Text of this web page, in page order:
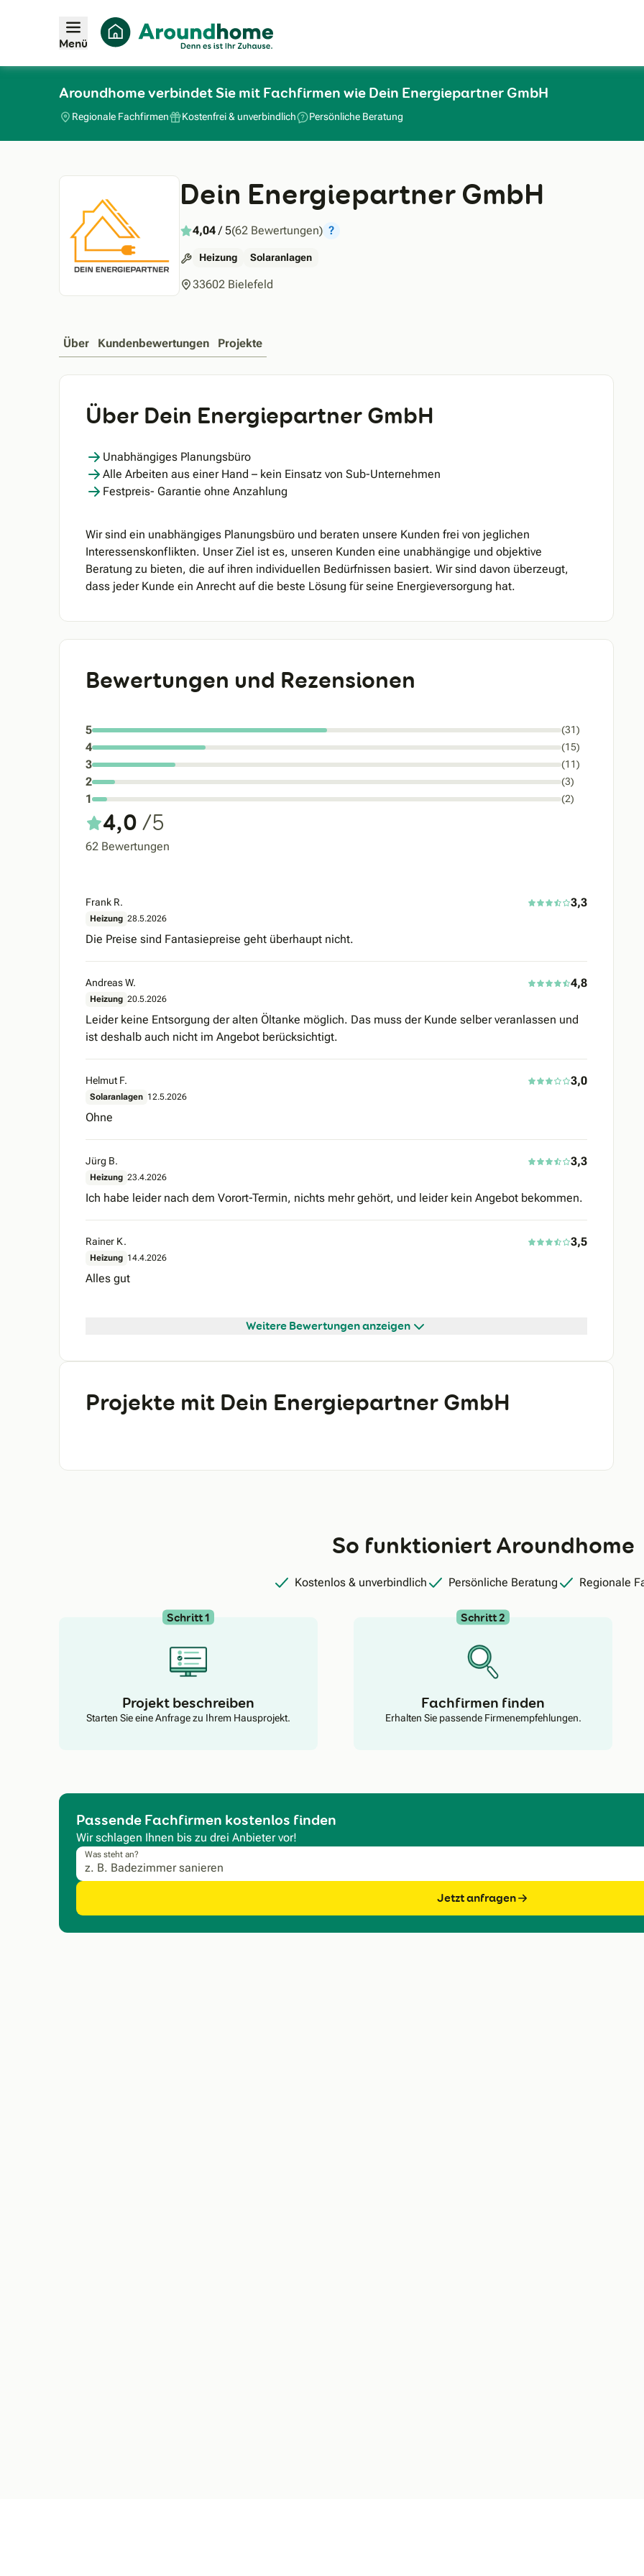
Menü
Aroundhome verbindet Sie mit Fachfirmen wie Dein Energiepartner GmbH
Regionale Fachfirmen Kostenfrei & unverbindlich Persönliche Beratung
Dein Energiepartner GmbH
4,04/ 5(62 Bewertungen) ?
Heizung Solaranlagen
33602 Bielefeld
Über Kundenbewertungen Projekte
Über Dein Energiepartner GmbH
Unabhängiges Planungsbüro
Alle Arbeiten aus einer Hand – kein Einsatz von Sub-Unternehmen
Festpreis- Garantie ohne Anzahlung
Wir sind ein unabhängiges Planungsbüro und beraten unsere Kunden frei von jeglichen
Interessenskonflikten. Unser Ziel ist es, unseren Kunden eine unabhängige und objektive
Beratung zu bieten, die auf ihren individuellen Bedürfnissen basiert. Wir sind davon überzeugt,
dass jeder Kunde ein Anrecht auf die beste Lösung für seine Energieversorgung hat.
Bewertungen und Rezensionen
5 (31)
4 (15)
3 (11)
2 (3)
1 (2)
4,0 /5
62 Bewertungen
Frank R. 3,3
Heizung 28.5.2026
Die Preise sind Fantasiepreise geht überhaupt nicht.
Andreas W. 4,8
Heizung 20.5.2026
Leider keine Entsorgung der alten Öltanke möglich. Das muss der Kunde selber veranlassen und
ist deshalb auch nicht im Angebot berücksichtigt.
Helmut F. 3,0
Solaranlagen 12.5.2026
Ohne
Jürg B. 3,3
Heizung 23.4.2026
Ich habe leider nach dem Vorort-Termin, nichts mehr gehört, und leider kein Angebot bekommen.
Rainer K. 3,5
Heizung 14.4.2026
Alles gut
Weitere Bewertungen anzeigen
Projekte mit Dein Energiepartner GmbH
So funktioniert Aroundhome
Kostenlos & unverbindlich Persönliche Beratung Regionale
Schritt 1
Projekt beschreiben
Starten Sie eine Anfrage zu Ihrem Hausprojekt.
Schritt 2
Fachfirmen finden
Erhalten Sie passende Firmenempfehlungen.
Passende Fachfirmen kostenlos finden
Wir schlagen Ihnen bis zu drei Anbieter vor!
Was steht an?
Jetzt anfragen